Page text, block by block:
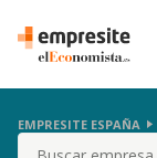
EMPRESITE ESPAÑA
Buscar